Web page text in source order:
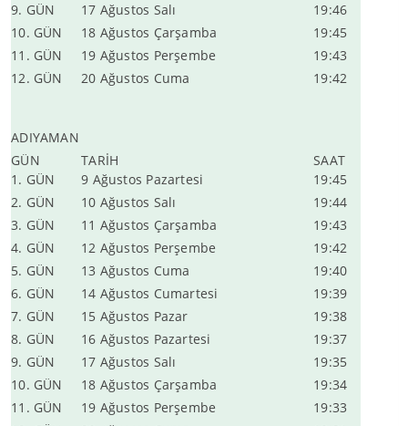
9. GÜN
17 Ağustos Salı
19:46
10. GÜN
18 Ağustos Çarşamba
19:45
11. GÜN
19 Ağustos Perşembe
19:43
12. GÜN
20 Ağustos Cuma 19:42
ADIYAMAN
GÜN
TARİH
SAAT
1. GÜN
9 Ağustos Pazartesi
19:45
2. GÜN
10 Ağustos Salı
19:44
3. GÜN
11 Ağustos Çarşamba
19:43
4. GÜN
12 Ağustos Perşembe
19:42
5. GÜN
13 Ağustos Cuma
19:40
6. GÜN
14 Ağustos Cumartesi
19:39
7. GÜN
15 Ağustos Pazar
19:38
8. GÜN
16 Ağustos Pazartesi
19:37
9. GÜN
17 Ağustos Salı
19:35
10. GÜN
18 Ağustos Çarşamba
19:34
11. GÜN
19 Ağustos Perşembe
19:33